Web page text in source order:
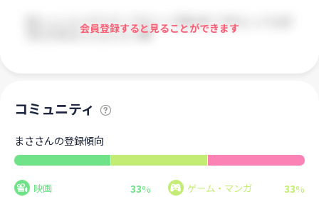
会員登録すると見ることができます
コミュニティ
まささんの登録傾向
映画 33% ゲーム・マンガ 33%